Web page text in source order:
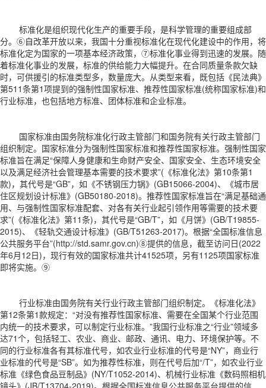
标准化是组织现代化生产的重要手段，是科学管理的重要组成部
分。⑥自改革开放以来，我国十分重视标准化在现代化建设中的作用，将
标准化定为国家的一项基本经济政策，⑦标准化事业得到迅速的发展。随
着标准化事业的发展，标准的供给能力大幅提升。在合同质量条款欠缺
时，可供援引的标准类型多，数量庞大。从类型来看，既包括《民法典》
第511条第1项提到的强制性国家标准、推荐性国家标准(统称国家标准)和
行业标准，也包括地方标准、团体标准和企业标准。
国家标准由国务院标准化行政主管部门和国务院有关行政主管部门
组织制定。国家标准分为强制性国家标准和推荐性国家标准。强制性国家
标准旨在满足“保障人身健康和生命财产安全、国家安全、生态环境安全
以及满足经济社会管理基本需要的技术要求”(《标准化法》第10条第1
款)，其代号是“GB”，如《不锈钢压力锅》(GB15066-2004)、《城市居
住区规划设计标准》(GB50180-2018)。推荐性国家标准旨在“满足基础通
用、与强制性国家标准配套、对各有关行业起引领作用等需要的技术要
求”(《标准化法》第11条)，其代号是“GB/T”，如《月饼》(GB/T19855-
2015)、《轻轨交通设计标准》(GB/T51263-2017)。根据“全国标准信息
公共服务平台”(http://std.samr.gov.cn)⑧提供的信息，截至访问日(2022
年6月12日)，现行有效的国家标准共计41525项，另有1125项国家标准
即将实施。⑨
行业标准由国务院有关行业行政主管部门组织制定。《标准化法》
第12条第1款规定：“对没有推荐性国家标准、需要在全国某个行业范围
内统一的技术要求，可以制定行业标准。”我国行业标准之“行业”领域多
达71个，包括轻工、农业、商业、邮政、通讯、电力、环境保护等。不
同的行业标准各有其标准代号，如农业行业标准的代号是“NY”，商业行
业标准的代号是“SB”。如为推荐性标准，则在代号后加“/T”，如农业行业
标准《绿色食品豆制品》(NY/T1052-2014)、机械行业标准《数码照相机
镜头》(JB/T13704-2019)。根据全国标准信息公共服务平台提供的信